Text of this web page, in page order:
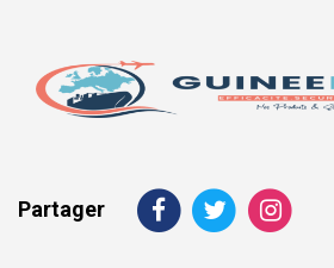
Partager